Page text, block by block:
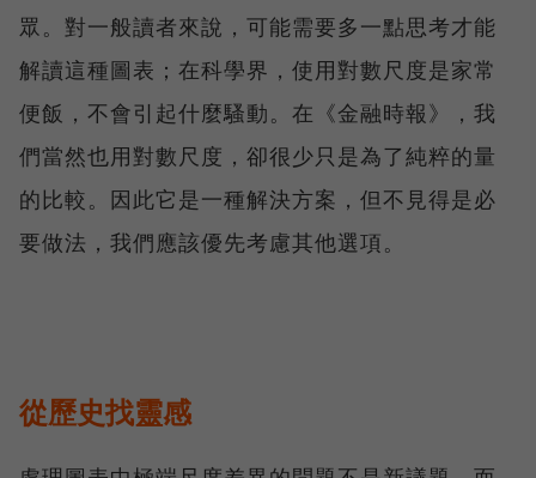
眾。對一般讀者來說，可能需要多一點思考才能
解讀這種圖表；在科學界，使用對數尺度是家常
便飯，不會引起什麼騷動。在《金融時報》，我
們當然也用對數尺度，卻很少只是為了純粹的量
的比較。因此它是一種解決方案，但不見得是必
要做法，我們應該優先考慮其他選項。
從歷史找靈感